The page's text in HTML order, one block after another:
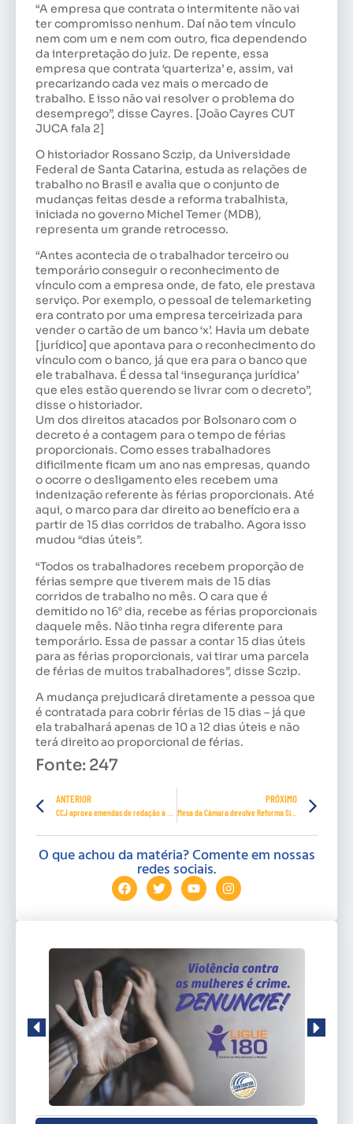
“A empresa que contrata o intermitente não vai
ter compromisso nenhum. Daí não tem vínculo
nem com um e nem com outro, fica dependendo
da interpretação do juiz. De repente, essa
empresa que contrata ‘quarteriza’ e, assim, vai
precarizando cada vez mais o mercado de
trabalho. E isso não vai resolver o problema do
desemprego”, disse Cayres. [João Cayres CUT
JUCA fala 2]
O historiador Rossano Sczip, da Universidade
Federal de Santa Catarina, estuda as relações de
trabalho no Brasil e avalia que o conjunto de
mudanças feitas desde a reforma trabalhista,
iniciada no governo Michel Temer (MDB),
representa um grande retrocesso.
“Antes acontecia de o trabalhador terceiro ou
temporário conseguir o reconhecimento de
vínculo com a empresa onde, de fato, ele prestava
serviço. Por exemplo, o pessoal de telemarketing
era contrato por uma empresa terceirizada para
vender o cartão de um banco ‘x’. Havia um debate
[jurídico] que apontava para o reconhecimento do
vínculo com o banco, já que era para o banco que
ele trabalhava. É dessa tal ‘insegurança jurídica’
que eles estão querendo se livrar com o decreto”,
disse o historiador.
Um dos direitos atacados por Bolsonaro com o
decreto é a contagem para o tempo de férias
proporcionais. Como esses trabalhadores
dificilmente ficam um ano nas empresas, quando
o ocorre o desligamento eles recebem uma
indenização referente às férias proporcionais. Até
aqui, o marco para dar direito ao benefício era a
partir de 15 dias corridos de trabalho. Agora isso
mudou “dias úteis”.
“Todos os trabalhadores recebem proporção de
férias sempre que tiverem mais de 15 dias
corridos de trabalho no mês. O cara que é
demitido no 16° dia, recebe as férias proporcionais
daquele mês. Não tinha regra diferente para
temporário. Essa de passar a contar 15 dias úteis
para as férias proporcionais, vai tirar uma parcela
de férias de muitos trabalhadores”, disse Sczip.
A mudança prejudicará diretamente a pessoa que
é contratada para cobrir férias de 15 dias – já que
ela trabalhará apenas de 10 a 12 dias úteis e não
terá direito ao proporcional de férias.
Fonte: 247
ANTERIOR PRÓXIMO
Mesa da Câmara devolve Reforma Sindical (PEC 171) por insuficiência de assinaturas
O que achou da matéria? Comente em nossas
redes sociais.